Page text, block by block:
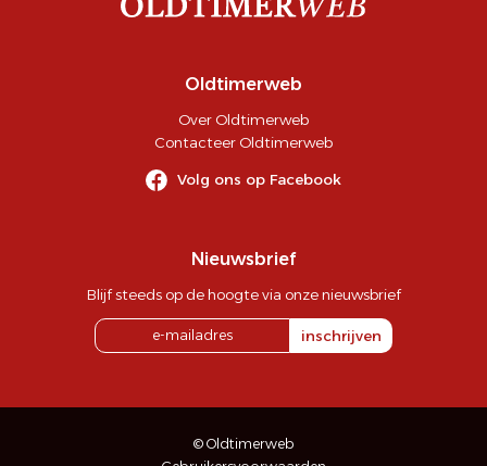
Oldtimerweb
Over Oldtimerweb
Contacteer Oldtimerweb
Volg ons op Facebook
Nieuwsbrief
Blijf steeds op de hoogte via onze nieuwsbrief
inschrijven
© Oldtimerweb